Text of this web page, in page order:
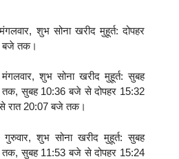
शुभ सोना खरीद मुहूर्त: दोपहर
बजे तक।
शुभ सोना खरीद मुहूर्त: सुबह
सुबह 10:36 बजे से दोपहर 15:32
रात 20:07 बजे तक।
शुभ सोना खरीद मुहूर्त: सुबह
सुबह 11:53 बजे से दोपहर 15:24